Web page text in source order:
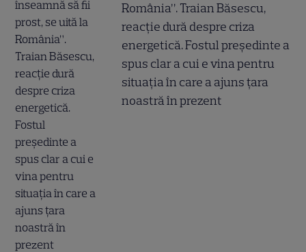
România”. Traian Băsescu,
reacție dură despre criza
energetică. Fostul președinte a
spus clar a cui e vina pentru
situația în care a ajuns țara
noastră în prezent